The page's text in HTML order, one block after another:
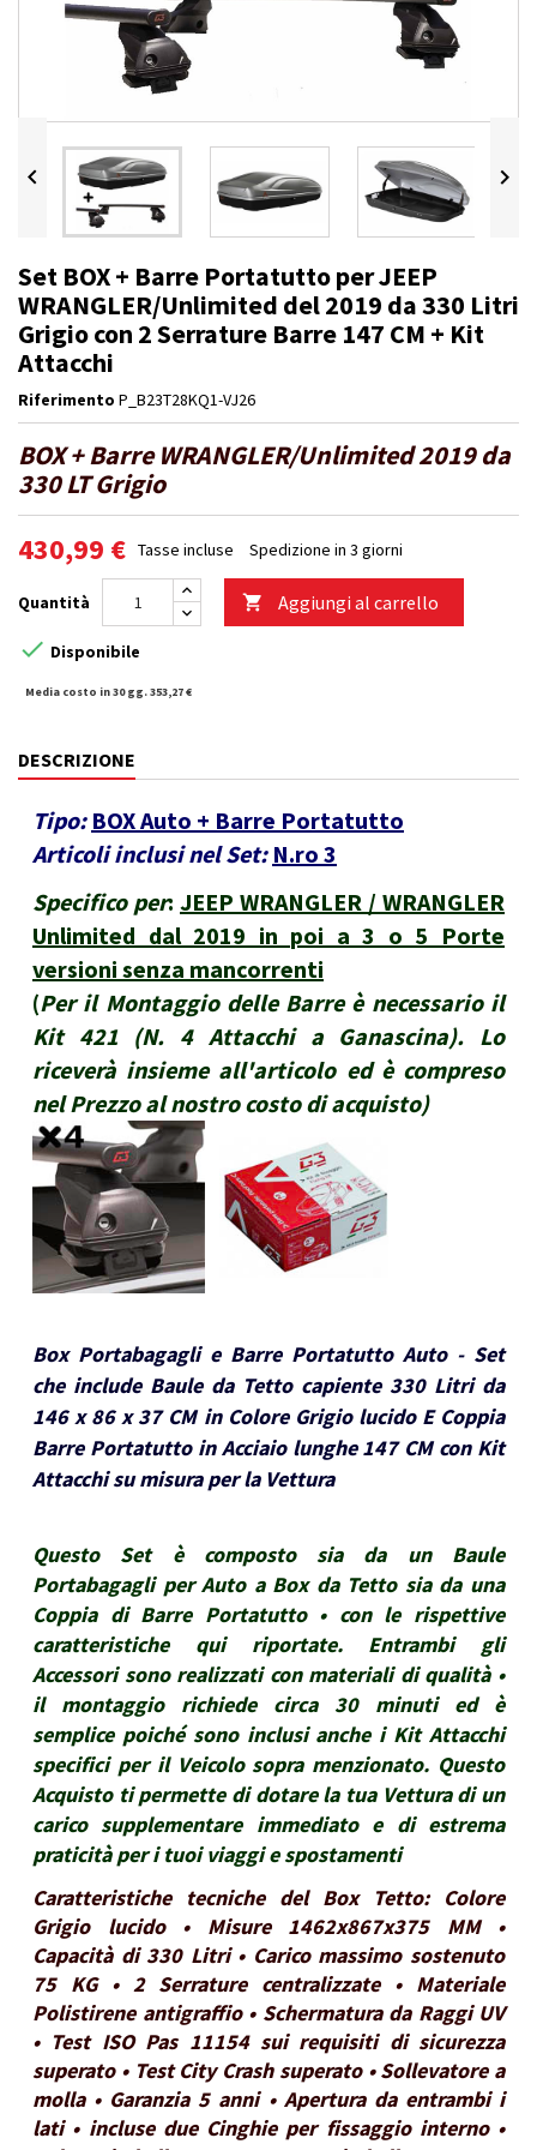
 
Set BOX + Barre Portatutto per JEEP
WRANGLER/Unlimited del 2019 da 330 Litri
Grigio con 2 Serrature Barre 147 CM + Kit
Attacchi
Riferimento P_B23T28KQ1-VJ26
BOX + Barre WRANGLER/Unlimited 2019 da
330 LT Grigio
430,99 € Tasse incluse Spedizione in 3 giorni
Quantità  Aggiungi al carrello
 Disponibile
Media costo in 30 gg. 353,27 €
DESCRIZIONE
Tipo: BOX Auto + Barre Portatutto
Articoli inclusi nel Set: N.ro 3
Specifico per: JEEP WRANGLER / WRANGLER
Unlimited dal 2019 in poi a 3 o 5 Porte
versioni senza mancorrenti
(Per il Montaggio delle Barre è necessario il
Kit 421 (N. 4 Attacchi a Ganascina). Lo
riceverà insieme all'articolo ed è compreso
nel Prezzo al nostro costo di acquisto)
Box Portabagagli e Barre Portatutto Auto - Set
che include Baule da Tetto capiente 330 Litri da
146 x 86 x 37 CM in Colore Grigio lucido E Coppia
Barre Portatutto in Acciaio lunghe 147 CM con Kit
Attacchi su misura per la Vettura
Questo Set è composto sia da un Baule
Portabagagli per Auto a Box da Tetto sia da una
Coppia di Barre Portatutto • con le rispettive
caratteristiche qui riportate. Entrambi gli
Accessori sono realizzati con materiali di qualità •
il montaggio richiede circa 30 minuti ed è
semplice poiché sono inclusi anche i Kit Attacchi
specifici per il Veicolo sopra menzionato. Questo
Acquisto ti permette di dotare la tua Vettura di un
carico supplementare immediato e di estrema
praticità per i tuoi viaggi e spostamenti
Caratteristiche tecniche del Box Tetto: Colore
Grigio lucido • Misure 1462x867x375 MM •
Capacità di 330 Litri • Carico massimo sostenuto
75 KG • 2 Serrature centralizzate • Materiale
Polistirene antigraffio • Schermatura da Raggi UV
• Test ISO Pas 11154 sui requisiti di sicurezza
superato • Test City Crash superato • Sollevatore a
molla • Garanzia 5 anni • Apertura da entrambi i
lati • incluse due Cinghie per fissaggio interno •